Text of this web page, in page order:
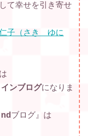
て幸せを引き寄せ
子（さき ゆに
インブログになりま
nd ブログ』は